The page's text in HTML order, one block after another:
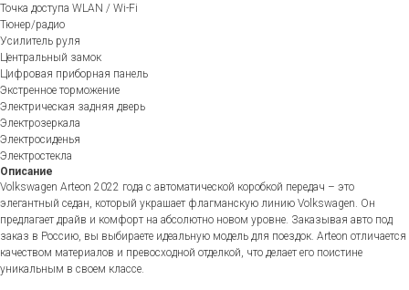
Точка доступа WLAN / Wi-Fi
Тюнер/радио
Усилитель руля
Центральный замок
Цифровая приборная панель
Экстренное торможение
Электрическая задняя дверь
Электрозеркала
Электросиденья
Электростекла
Описание
Volkswagen Arteon 2022 года с автоматической коробкой передач – это
элегантный седан, который украшает флагманскую линию Volkswagen. Он
предлагает драйв и комфорт на абсолютно новом уровне. Заказывая авто под
заказ в Россию, вы выбираете идеальную модель для поездок. Arteon отличается
качеством материалов и превосходной отделкой, что делает его поистине
уникальным в своем классе.